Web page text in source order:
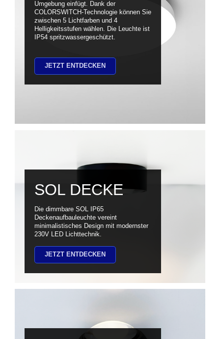
Umgebung einfügt. Dank der
COLORSWITCH-Technologie können Sie
zwischen 5 Lichtfarben und 4
Helligkeitsstufen wählen. Die Leuchte ist
IP54 spritzwassergeschützt.
JETZT ENTDECKEN
SOL DECKE
Die dimmbare SOL IP65
Deckenaufbauleuchte vereint
minimalistisches Design mit modernster
230V LED Lichttechnik.
JETZT ENTDECKEN